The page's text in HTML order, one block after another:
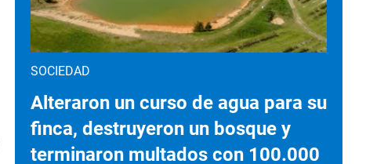
SOCIEDAD
Alteraron un curso de agua para su
finca, destruyeron un bosque y
terminaron multados con 100.000